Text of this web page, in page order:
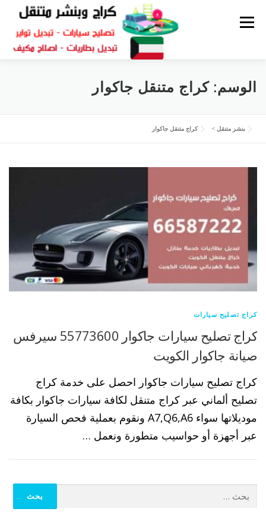
القائمة
بنشر الكويت كراج متنقلالوسم:كراج متنقل جاكوار
بنشر متنقل > كراج متنقل جاكوار
كراج تصليح سيارات
كراج تصليح سيارات جاكوار 55773600 سيرفس
صيانة جاكوار الكويت
كراج تصليح سيارات جاكوار احصل على خدمة كراج
تصليح ألماني عبر كراج متنقل لكافة سيارات جاكوار بكافة
موديلاتها سواء A7,Q6,A6 ونقوم بعملية فحص السيارة
عبر أجهزة أو حواسيب متطورة ونعمل …